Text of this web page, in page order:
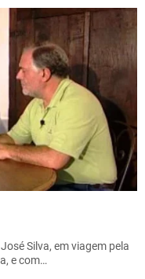
Silva, em viagem pela
e com…